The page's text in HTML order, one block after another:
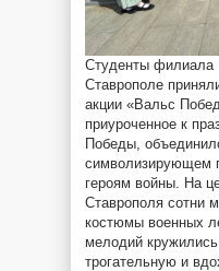
Студенты
Ставрополе
акции «Вальс
приуроченное к
Победы,
символизирующем
героям войны. На
Ставрополя сотни
костюмы военных
мелодий
трогательную и